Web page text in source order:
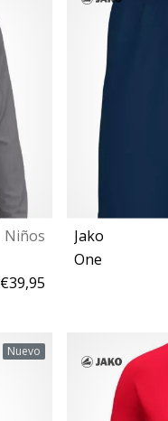
Niños
€39,95
Jako
One
Nuevo